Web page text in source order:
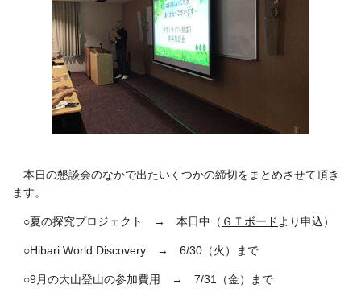
本日の懇談会のなかで出たいくつかの締切をまとめさせて頂き
ます。
○夏の探究プロジェクト → 本日中（ ＧＴボード より申込）
○Hibari World Discovery → 6/30（火）まで
○9月の大山登山の参加費用 → 7/31（金）まで